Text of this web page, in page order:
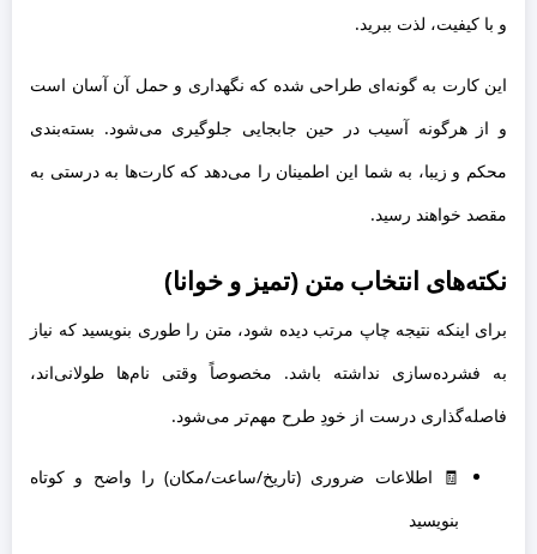
و با کیفیت، لذت ببرید.
این کارت به گونه‌ای طراحی شده که نگهداری و حمل آن آسان است
و از هرگونه آسیب در حین جابجایی جلوگیری می‌شود. بسته‌بندی
محکم و زیبا، به شما این اطمینان را می‌دهد که کارت‌ها به درستی به
مقصد خواهند رسید.
نکته‌های انتخاب متن (تمیز و خوانا)
برای اینکه نتیجه چاپ مرتب دیده شود، متن را طوری بنویسید که نیاز
به فشرده‌سازی نداشته باشد. مخصوصاً وقتی نام‌ها طولانی‌اند،
فاصله‌گذاری درست از خودِ طرح مهم‌تر می‌شود.
🧾 اطلاعات ضروری (تاریخ/ساعت/مکان) را واضح و کوتاه
بنویسید